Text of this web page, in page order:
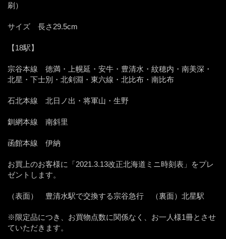
刷）
サイズ 長さ29.5cm
【18駅】
宗谷本線 徳満・上幌延・安牛・豊清水・紋穂内・南美深・
北星・下士別・北剣淵・東六線・北比布・南比布
石北本線 北日ノ出・将軍山・生野
釧網本線 南斜里
函館本線 伊納
お買上のお客様に「2021.3.13改正北海道ミニ時刻表」をプレ
ゼントします。
（表面） 豊清水駅で交換する宗谷急行 （裏面）北星駅
※限定品につき、お買物点数に関係なく、お一人様1冊とさせ
ていただきます。